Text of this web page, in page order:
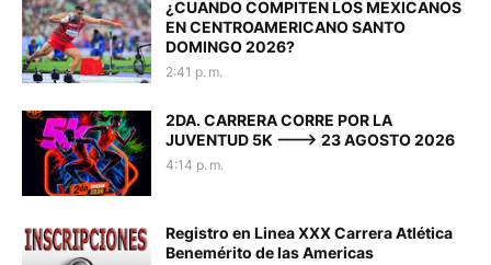
¿CUANDO COMPITEN LOS MEXICANOS
EN CENTROAMERICANO SANTO
DOMINGO 2026?
2:41 p. m.
2DA. CARRERA CORRE POR LA
JUVENTUD 5K ---> 23 AGOSTO 2026
4:14 p. m.
Registro en Linea XXX Carrera Atlética
Benemérito de las Americas